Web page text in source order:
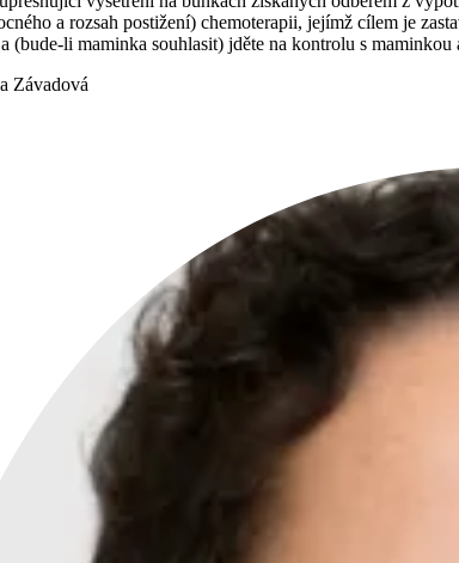
a rozsah postižení) chemoterapii, jejímž cílem je
(bude-li maminka souhlasit) jděte na kontrolu s
Závadová